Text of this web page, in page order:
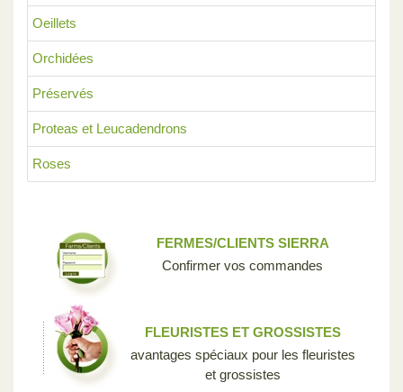
Oeillets
Orchidées
Préservés
Proteas et Leucadendrons
Roses
FERMES/CLIENTS SIERRA
Confirmer vos commandes
FLEURISTES ET GROSSISTES
avantages spéciaux pour les fleuristes
et grossistes